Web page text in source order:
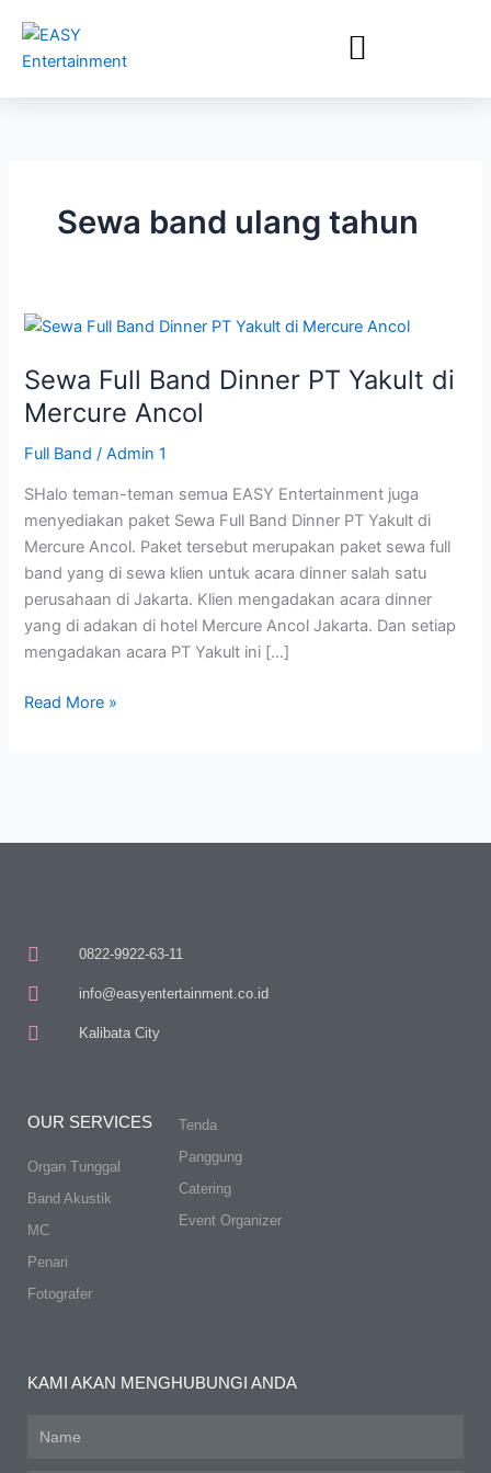
konten
Sewa band ulang tahun
Sewa Full Band Dinner PT Yakult di
Mercure Ancol
Full Band /Admin 1
SHalo teman-teman semua EASY Entertainment juga
menyediakan paket Sewa Full Band Dinner PT Yakult di
Mercure Ancol. Paket tersebut merupakan paket sewa full
band yang di sewa klien untuk acara dinner salah satu
perusahaan di Jakarta. Klien mengadakan acara dinner
yang di adakan di hotel Mercure Ancol Jakarta. Dan setiap
mengadakan acara PT Yakult ini […]
Sewa
Band
Dinner
Yakult
Ancol
Read More »
0822-9922-63-11
info@easyentertainment.co.id
Kalibata City
OUR SERVICES
Organ Tunggal
Band Akustik
MC
Penari
Fotografer
Tenda
Panggung
Catering
Event Organizer
KAMI AKAN MENGHUBUNGI ANDA